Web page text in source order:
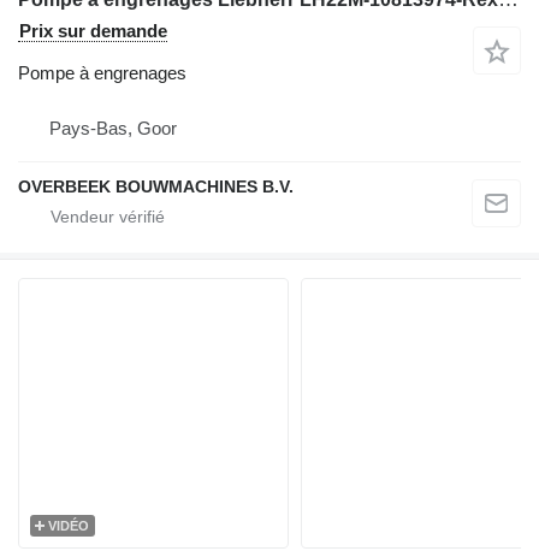
Prix sur demande
Pompe à engrenages
Pays-Bas, Goor
OVERBEEK BOUWMACHINES B.V.
VIDÉO